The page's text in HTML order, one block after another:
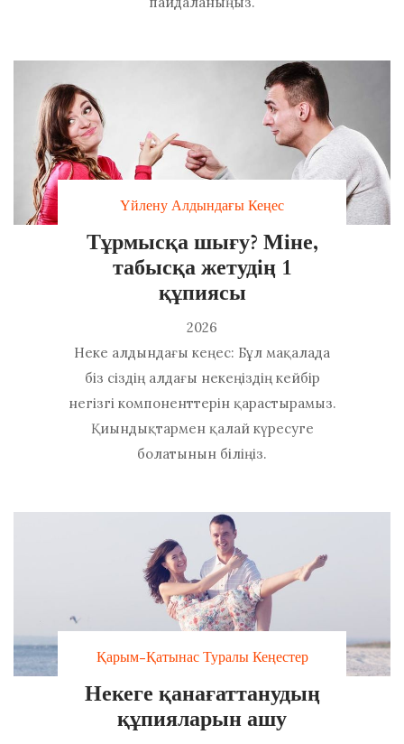
Үйлену Алдындағы Кеңес
Тұрмысқа шығу? Міне,
табысқа жетудің 1
құпиясы
2026
Неке алдындағы кеңес: Бұл мақалада
біз сіздің алдағы некеңіздің кейбір
негізгі компоненттерін қарастырамыз.
Қиындықтармен қалай күресуге
болатынын біліңіз.
Қарым-Қатынас Туралы Кеңестер
Некеге қанағаттанудың
құпияларын ашу